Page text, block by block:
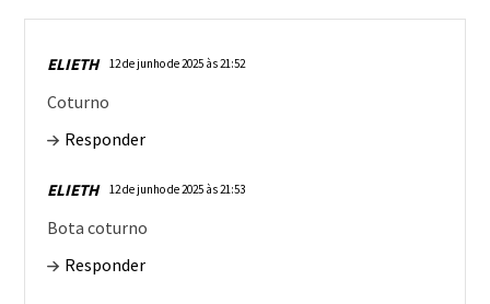
ELIETH 12 de junho de 2025 às 21:52
Coturno
Responder
ELIETH 12 de junho de 2025 às 21:53
Bota coturno
Responder